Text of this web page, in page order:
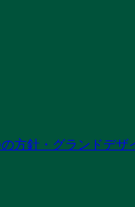
方針・グランドデザ